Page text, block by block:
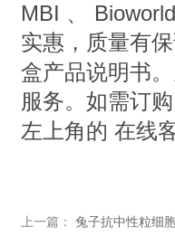
MBI 、 Bioworld
实惠，质量有
盒产品说明书
服务。如需订
左上角的 在线
上一篇： 兔子抗中性粒细